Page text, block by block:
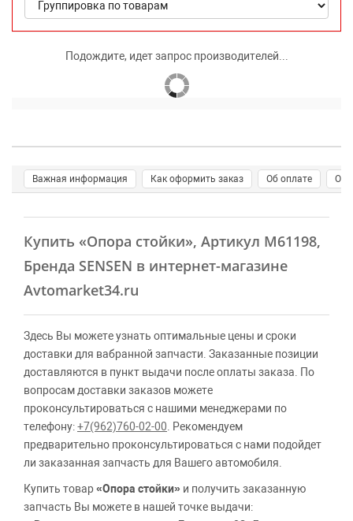
Подождите, идет запрос производителей...
Важная информация Как оформить заказ Об оплате О
Купить «Опора стойки», Артикул M61198,
Бренда SENSEN в интернет-магазине
Avtomarket34.ru
Здесь Вы можете узнать оптимальные цены и сроки
доставки для вабранной запчасти. Заказанные позиции
доставляются в пункт выдачи после оплаты заказа. По
вопросам доставки заказов можете
проконсультироваться с нашими менеджерами по
телефону:+7(962)760-02-00 . Рекомендуем
предварительно проконсультироваться с нами подойдет
ли заказанная запчасть для Вашего автомобиля.
Купить товар«Опора стойки» и получить заказанную
запчасть Вы можете в нашей точке выдачи: